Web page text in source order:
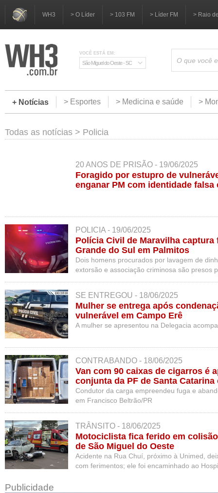
WH3 > O Líder > 103 FM > Líder FM > Raio
VOCÊ ESTÁ EM:
São Miguel do Oeste - SC
+ Notícias > Esportes > Medicina e saúde >
Todas as notícias > Policia
20 ANOS DE PRISÃO - 19/06/2025
Foragido por estupro de
enganar PM com identidade falsa
POLICIA - 19/06/2025
Polícia Civil de Maravilha
Grande do Sul em Palmitos
Dois homens procurados por lavagem de
extorsão e associação criminosa são presos
SE ENTREGOU - 18/06/2025
Mulher se entrega após
vulnerável em Campo Erê
A mulher se apresentou na Delegacia
CONTRABANDO - 18/06/2025
Van com 90 caixas de cigarros é
conjunta da PF de Santa Catarina
Condutor da carga empreendeu fuga e
em Francisco Beltrão/PR
TRÂNSITO - 18/06/2025
Motociclista fica ferido em
de São Miguel do Oeste
Acidente na Rua Chuí, próximo à Unimed,
com ferimentos; ele foi encaminhado ao
Publicidade